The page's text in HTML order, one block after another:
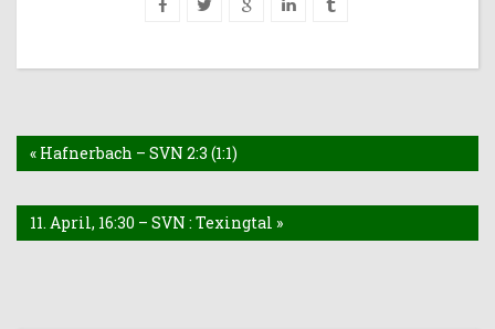
« Hafnerbach – SVN 2:3 (1:1)
11. April, 16:30 – SVN : Texingtal »